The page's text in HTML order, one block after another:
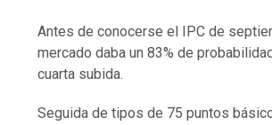
Antes de conocerse el IPC de
mercado daba un 83% de
cuarta subida.
Seguida de tipos de 75 puntos